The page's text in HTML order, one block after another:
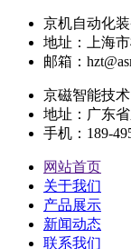
京机自动化
地址：上海
邮箱：
京磁智能技
地址：广东
手机：189-
网站首页
关于我们
产品展示
新闻动态
联系我们